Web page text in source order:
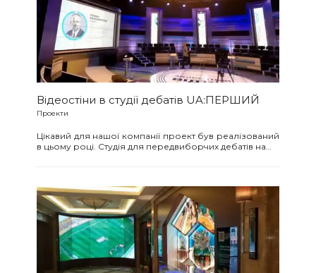
Відеостіни в студії дебатів UA:ПЕРШИЙ
Проекти
Цікавий для нашої компанії проект був реалізований
в цьому році. Студія для передвиборчих дебатів на…